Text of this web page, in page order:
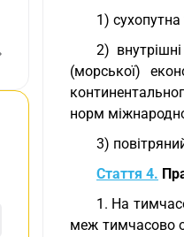
1)
2)
(морської)
норм
3)
Стаття 4.
1. На
меж тимчасово